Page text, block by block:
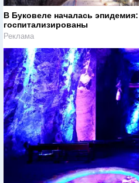
В Буковеле началась
госпитализированы
Реклама